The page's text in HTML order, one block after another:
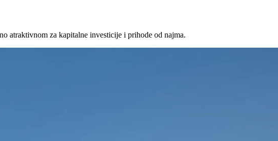
atraktivnom za kapitalne investicije i prihode od najma.